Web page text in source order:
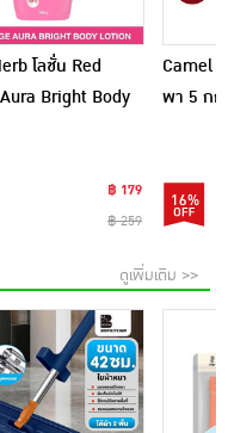
โลชั่น Red
Bright Body
฿ 179
฿ 259
Camel
พา 5 กก
16%
ดูเพิ่มเติม >>